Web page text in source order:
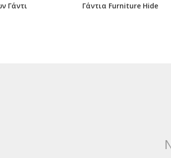
Γάντι Γάντια Furniture Hide